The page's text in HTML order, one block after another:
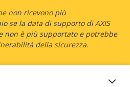
non ricevono più
se la data di supporto di AXIS
non è più supportato e potrebbe
della sicurezza.